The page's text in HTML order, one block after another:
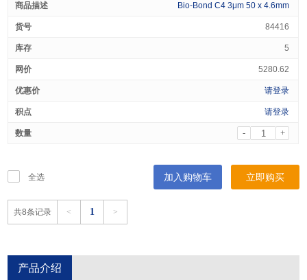
Bio-Bond C4 3μm 50 x 4.6mm
84416
5
5280.62
请登录
请登录
- +
全选 加入购物车 立即购买
共8条记录 < 1 >
产品介绍